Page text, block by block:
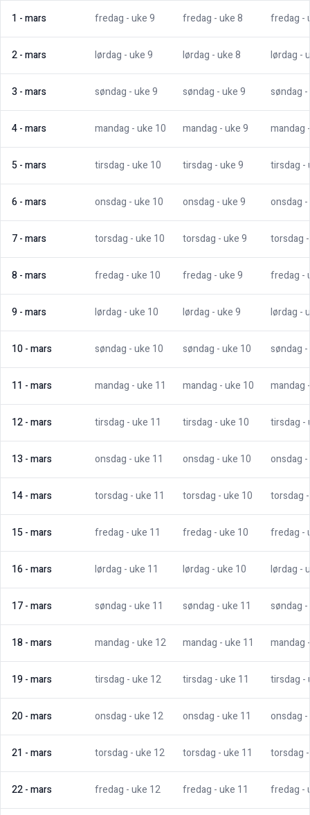
1 -mars fredag - uke9 fredag - uke8 fredag -
2-mars lørdag - uke9 lørdag - uke8 lørdag -
3 -mars søndag - uke9 søndag - uke9 søndag
4-mars mandag - uke 10 mandag - uke9 mandag
5-mars tirsdag - uke 10 tirsdag - uke9 tirsdag -
6-mars onsdag - uke 10 onsdag - uke9 onsdag
7-mars torsdag - uke 10 torsdag - uke9 torsdag
8-mars fredag - uke 10 fredag - uke9 fredag -
9-mars lørdag - uke 10 lørdag - uke9 lørdag -
10-mars søndag - uke 10 søndag - uke 10 søndag
11 -mars mandag - uke 11 mandag - uke 10 mandag
12-mars tirsdag - uke 11 tirsdag - uke 10 tirsdag -
13 -mars onsdag - uke 11 onsdag - uke 10 onsdag
14-mars torsdag - uke 11 torsdag - uke 10 torsdag
15-mars fredag - uke 11 fredag - uke 10 fredag -
16-mars lørdag - uke 11 lørdag - uke 10 lørdag -
17-mars søndag - uke 11 søndag - uke 11 søndag
18-mars mandag - uke 12 mandag - uke 11 mandag
19-mars tirsdag - uke 12 tirsdag - uke 11 tirsdag -
20-mars onsdag - uke 12 onsdag - uke 11 onsdag
21 -mars torsdag - uke 12 torsdag - uke 11 torsdag
22-mars fredag - uke 12 fredag - uke 11 fredag -